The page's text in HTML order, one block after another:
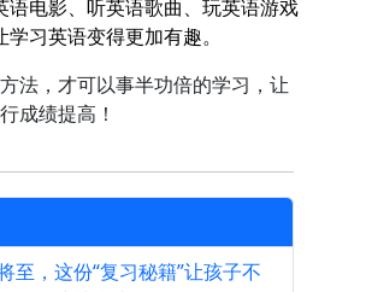
语电影、听英语歌曲、玩英语游戏
学习英语变得更加有趣。
法，才可以事半功倍的学习，让
成绩提高！
至，这份“复习秘籍”让孩子不